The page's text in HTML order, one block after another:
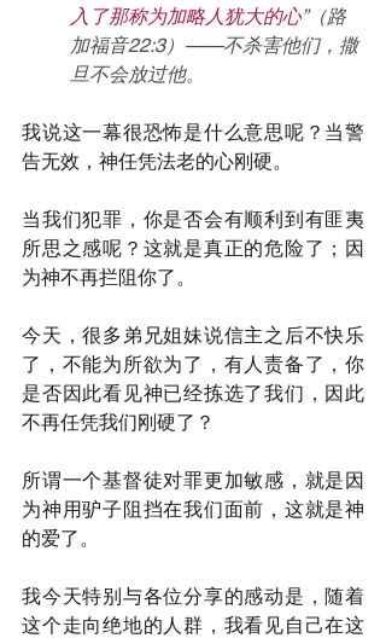
入了那称为加略人犹大的心”（路
加福音22:3）——不杀害他们，撒
旦不会放过他。
我说这一幕很恐怖是什么意思呢？当警
告无效，神任凭法老的心刚硬。
当我们犯罪，你是否会有顺利到有匪夷
所思之感呢？这就是真正的危险了；因
为神不再拦阻你了。
今天，很多弟兄姐妹说信主之后不快乐
了，不能为所欲为了，有人责备了，你
是否因此看见神已经拣选了我们，因此
不再任凭我们刚硬了？
所谓一个基督徒对罪更加敏感，就是因
为神用驴子阻挡在我们面前，这就是神
的爱了。
我今天特别与各位分享的感动是，随着
这个走向绝地的人群，我看见自己在这